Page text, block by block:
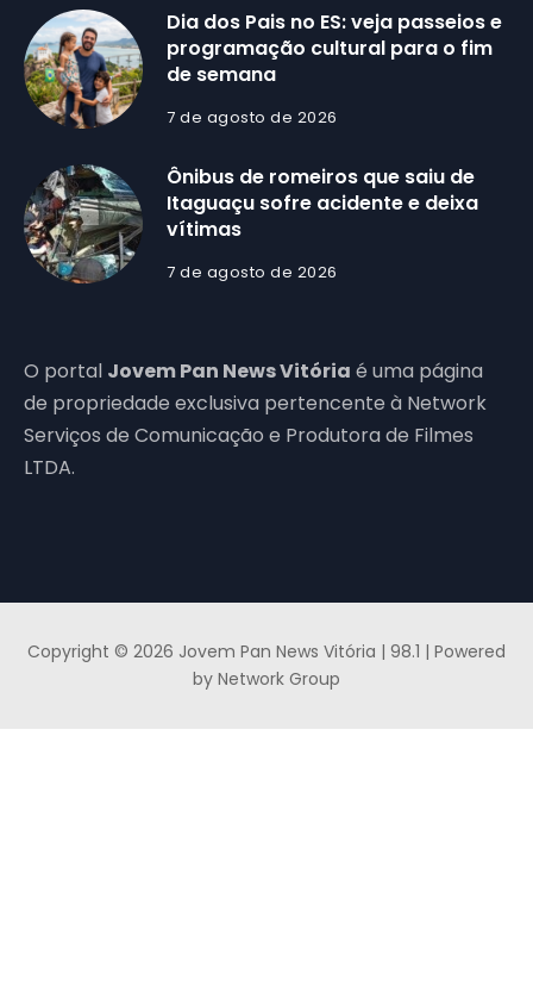
Dia dos Pais no ES: veja passeios e
programação cultural para o fim
de semana
7 de agosto de 2026
Ônibus de romeiros que saiu de
Itaguaçu sofre acidente e deixa
vítimas
7 de agosto de 2026
O portal Jovem Pan News Vitória é uma página
de propriedade exclusiva pertencente à Network
Serviços de Comunicação e Produtora de Filmes
LTDA.
Copyright © 2026 Jovem Pan News Vitória | 98.1 | Powered
by Network Group